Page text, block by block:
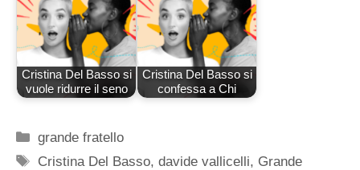
Cristina Del Basso si
vuole ridurre il seno
Cristina Del Basso si
confessa a Chi
Categorie
grande fratello
Tag
Cristina Del Basso,davide vallicelli, Grande